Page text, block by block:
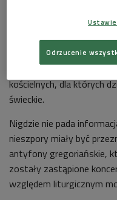
Sam Monteverdi
śpiewane z pewnymi
kaplic lub komnat
kompozytor
kościelnych, dla których
świeckie.
Nigdzie nie pada
nieszpory miały być
antyfony gregoriańskie,
zostały zastąpione
względem liturgicznym
Odrzucenie